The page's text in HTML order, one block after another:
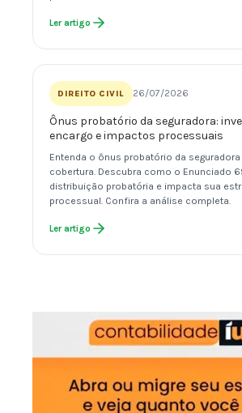
Ler artigo
DIREITO CIVIL 26/07/2026
Ônus probatório da seguradora:
encargo e impactos processuais
Entenda o ônus probatório da
cobertura. Descubra como o Enunciado
distribuição probatória e impacta sua
processual. Confira a análise completa.
Ler artigo